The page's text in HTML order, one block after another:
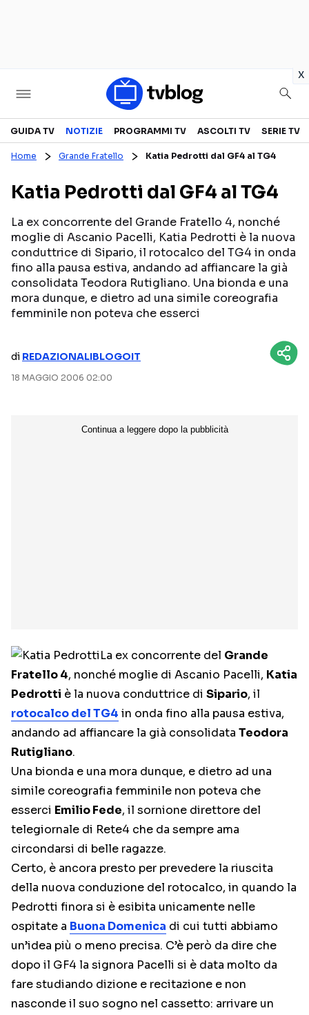
x
Televisione
CANALI TV
PROGRAMMI TV
PERSONAGGI TV
SERIE TV
REALITY SHOW
FICTION
Streaming
AMAZON PRIME VIDEO
DISNEY+
GUIDA TV NOTIZIE PROGRAMMI TV ASCOLTI TV SERIE TV
Home Grande Fratello Katia Pedrotti dal GF4 al TG4
Katia Pedrotti dal GF4 al TG4
La ex concorrente del Grande Fratello 4, nonché
moglie di Ascanio Pacelli, Katia Pedrotti è la nuova
conduttrice di Sipario, il rotocalco del TG4 in onda
fino alla pausa estiva, andando ad affiancare la già
consolidata Teodora Rutigliano. Una bionda e una
mora dunque, e dietro ad una simile coreografia
femminile non poteva che esserci
di REDAZIONALIBLOGOIT
18 MAGGIO 2006 02:00
La ex concorrente del Grande
Fratello 4, nonché moglie di Ascanio Pacelli, Katia
Pedrotti è la nuova conduttrice di Sipario, il
rotocalco del TG4 in onda fino alla pausa estiva,
andando ad affiancare la già consolidata Teodora
Rutigliano.
Una bionda e una mora dunque, e dietro ad una
simile coreografia femminile non poteva che
esserci Emilio Fede, il sornione direttore del
telegiornale di Rete4 che da sempre ama
circondarsi di belle ragazze.
Certo, è ancora presto per prevedere la riuscita
della nuova conduzione del rotocalco, in quando la
Pedrotti finora si è esibita unicamente nelle
ospitate a Buona Domenica di cui tutti abbiamo
un’idea più o meno precisa. C’è però da dire che
dopo il GF4 la signora Pacelli si è data molto da
fare studiando dizione e recitazione e non
nasconde il suo sogno nel cassetto: arrivare un